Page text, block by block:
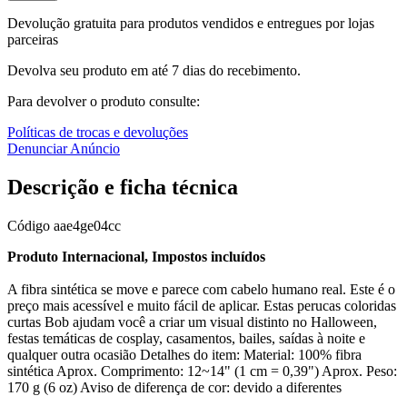
Devolução gratuita para produtos vendidos e entregues por lojas
parceiras
Devolva seu produto em até 7 dias do recebimento.
Para devolver o produto consulte:
Políticas de trocas e devoluções
Denunciar Anúncio
Descrição e ficha técnica
Código aae4ge04cc
Produto Internacional, Impostos incluídos
A fibra sintética se move e parece com cabelo humano real. Este é o
preço mais acessível e muito fácil de aplicar. Estas perucas coloridas
curtas Bob ajudam você a criar um visual distinto no Halloween,
festas temáticas de cosplay, casamentos, bailes, saídas à noite e
qualquer outra ocasião Detalhes do item: Material: 100% fibra
sintética Aprox. Comprimento: 12~14" (1 cm = 0,39") Aprox. Peso:
170 g (6 oz) Aviso de diferença de cor: devido a diferentes